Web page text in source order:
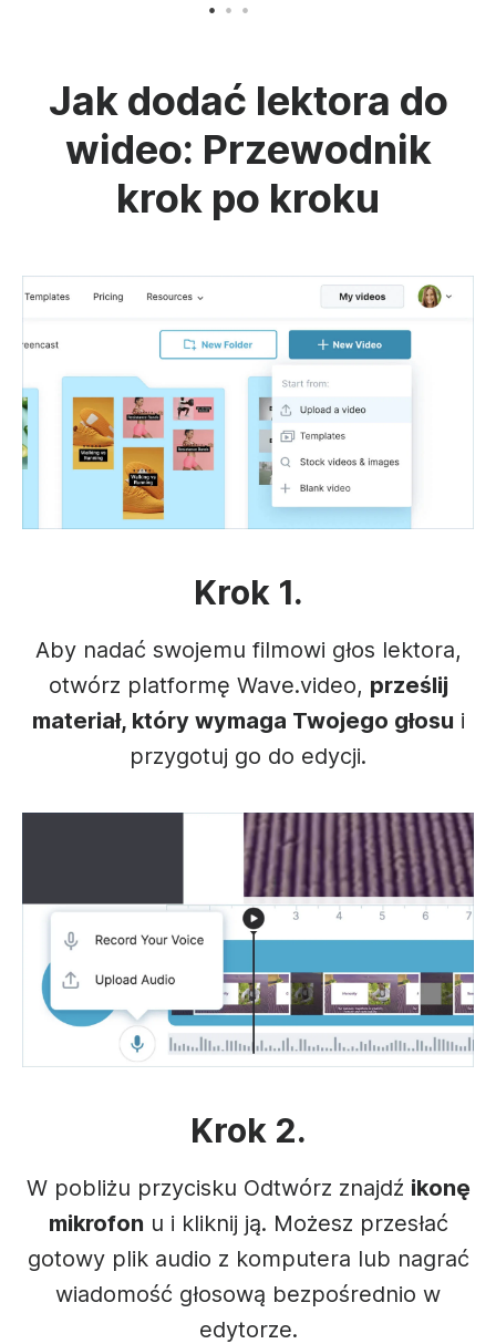
Jak dodać lektora do
wideo: Przewodnik
krok po kroku
Krok 1.
Aby nadać swojemu filmowi głos lektora,
otwórz platformę Wave.video, prześlij
materiał, który wymaga Twojego głosu i
przygotuj go do edycji.
Krok 2.
W pobliżu przycisku Odtwórz znajdź ikonę
mikrofon u i kliknij ją. Możesz przesłać
gotowy plik audio z komputera lub nagrać
wiadomość głosową bezpośrednio w
edytorze.